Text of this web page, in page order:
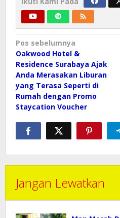
Navigasi
pos
Pos sebelumnya
Oakwood Hotel &
Residence Surabaya Ajak
Anda Merasakan Liburan
yang Terasa Seperti di
Rumah dengan Promo
Staycation Voucher
Jangan Lewatkan